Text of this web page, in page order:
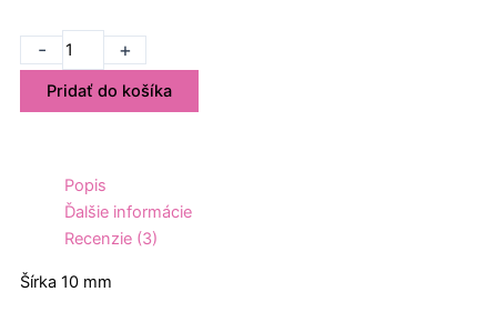
-
množstvo
Vodítko
Dotty
+
Pridať do košíka
Popis
Ďalšie informácie
Recenzie (3)
Šírka 10 mm